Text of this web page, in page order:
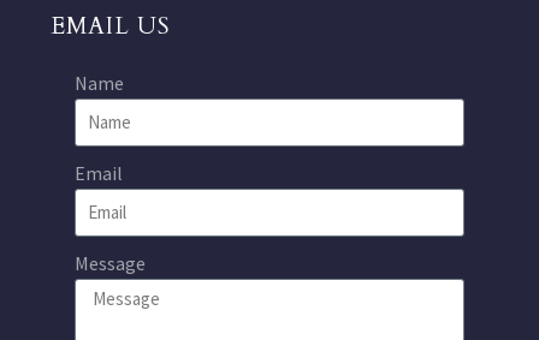
EMAIL US
Name
Email
Message